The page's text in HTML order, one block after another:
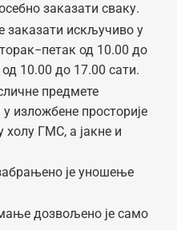
заказати сваку.
заказати искључиво у
од 10.00 до
10.00 до 17.00 сати.
предмете
изложбене просторије
ГМС, а јакне и
је уношење
дозвољено је само